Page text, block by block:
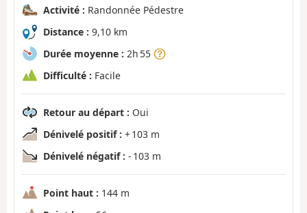
Activité : Randonnée Pédestre
Distance : 9,10 km
Durée moyenne : 2h 55
Difficulté : Facile
Retour au départ : Oui
Dénivelé positif : + 103 m
Dénivelé négatif : - 103 m
Point haut : 144 m